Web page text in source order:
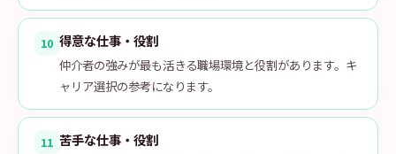
10 得意な仕事・役割
仲介者の強みが最も活きる職場環境と役割があります。キ
ャリア選択の参考になります。
11 苦手な仕事・役割